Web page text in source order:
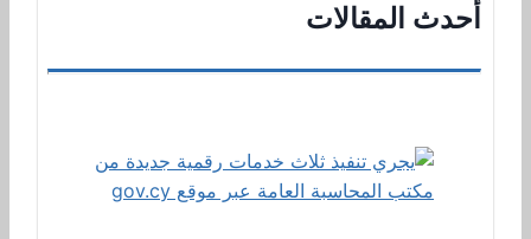
أحدث المقالات